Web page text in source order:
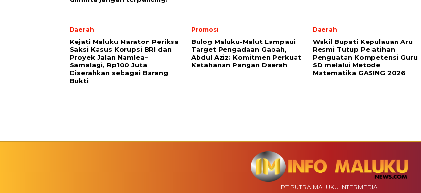
Daerah
Kejati Maluku Maraton Periksa
Saksi Kasus Korupsi BRI dan
Proyek Jalan Namlea–
Samalagi, Rp100 Juta
Diserahkan sebagai Barang
Bukti
Promosi
Bulog Maluku-Malut Lampaui
Target Pengadaan Gabah,
Abdul Aziz: Komitmen Perkuat
Ketahanan Pangan Daerah
Daerah
Wakil Bupati Kepulauan Aru
Resmi Tutup Pelatihan
Penguatan Kompetensi Guru
SD melalui Metode
Matematika GASING 2026
PT PUTRA MALUKU INTERMEDIA